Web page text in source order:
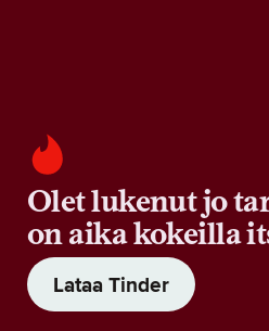
Olet lukenut jo
on aika kokeilla
Lataa Tinder